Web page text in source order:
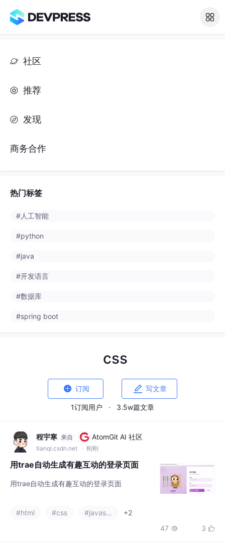
社区
推荐
发现
商务合作
热门标签
#人工智能
#python
#java
#开发语言
#数据库
#spring boot
css
 订阅  写文章
1订阅用户 · 3.5w篇文章
程宇寒 来自 AtomGit AI 社区
tianqi.csdn.net · 刚刚
用trae自动生成有趣互动的登录页面
用trae自动生成有趣互动的登录页面
#html #css #javascript
+2
47  3 